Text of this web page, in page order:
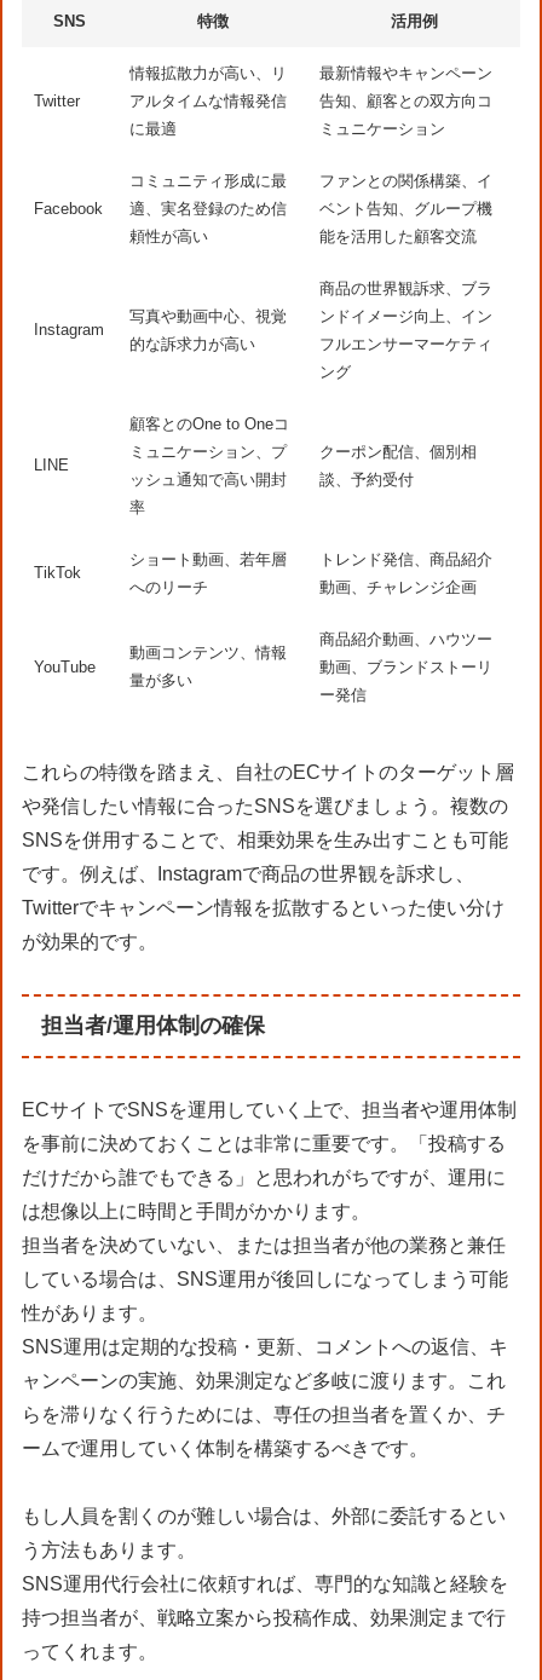
SNS 特徴 活用例
Twitter
情報拡散力が高い、リ
アルタイムな情報発信
に最適
最新情報やキャンペーン
告知、顧客との双方向コ
ミュニケーション
Facebook
コミュニティ形成に最
適、実名登録のため信
頼性が高い
ファンとの関係構築、イ
ベント告知、グループ機
能を活用した顧客交流
Instagram
写真や動画中心、視覚
的な訴求力が高い
商品の世界観訴求、ブラ
ンドイメージ向上、イン
フルエンサーマーケティ
ング
LINE
顧客とのOne to Oneコ
ミュニケーション、プ
ッシュ通知で高い開封
率
クーポン配信、個別相
談、予約受付
TikTok
ショート動画、若年層
へのリーチ
トレンド発信、商品紹介
動画、チャレンジ企画
YouTube
動画コンテンツ、情報
量が多い
商品紹介動画、ハウツー
動画、ブランドストーリ
ー発信
これらの特徴を踏まえ、自社のECサイトのターゲット層
や発信したい情報に合ったSNSを選びましょう。複数の
SNSを併用することで、相乗効果を生み出すことも可能
です。例えば、Instagramで商品の世界観を訴求し、
Twitterでキャンペーン情報を拡散するといった使い分け
が効果的です。
担当者/運用体制の確保
ECサイトでSNSを運用していく上で、担当者や運用体制
を事前に決めておくことは非常に重要です。「投稿する
だけだから誰でもできる」と思われがちですが、運用に
は想像以上に時間と手間がかかります。
担当者を決めていない、または担当者が他の業務と兼任
している場合は、SNS運用が後回しになってしまう可能
性があります。
SNS運用は定期的な投稿・更新、コメントへの返信、キ
ャンペーンの実施、効果測定など多岐に渡ります。これ
らを滞りなく行うためには、専任の担当者を置くか、チ
ームで運用していく体制を構築するべきです。
もし人員を割くのが難しい場合は、外部に委託するとい
う方法もあります。
SNS運用代行会社に依頼すれば、専門的な知識と経験を
持つ担当者が、戦略立案から投稿作成、効果測定まで行
ってくれます。